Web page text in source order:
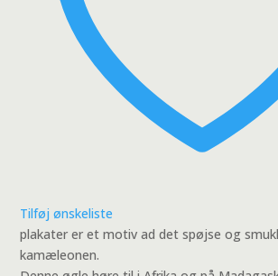
Tilføj ønskeliste
plakater er et motiv ad det spøjse og
kamæleonen.